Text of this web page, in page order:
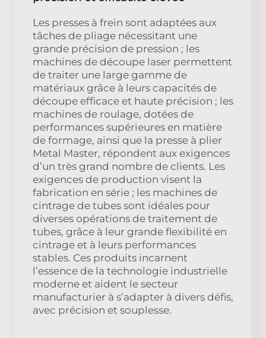
Les presses à frein sont adaptées aux
tâches de pliage nécessitant une
grande précision de pression ; les
machines de découpe laser permettent
de traiter une large gamme de
matériaux grâce à leurs capacités de
découpe efficace et haute précision ; les
machines de roulage, dotées de
performances supérieures en matière
de formage, ainsi que la presse à plier
Metal Master, répondent aux exigences
d’un très grand nombre de clients. Les
exigences de production visent la
fabrication en série ; les machines de
cintrage de tubes sont idéales pour
diverses opérations de traitement de
tubes, grâce à leur grande flexibilité en
cintrage et à leurs performances
stables. Ces produits incarnent
l’essence de la technologie industrielle
moderne et aident le secteur
manufacturier à s’adapter à divers défis,
avec précision et souplesse.